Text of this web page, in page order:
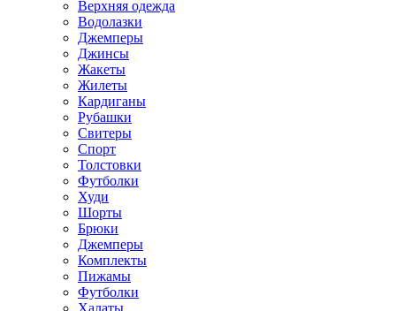
Верхняя одежда
Водолазки
Джемперы
Джинсы
Жакеты
Жилеты
Кардиганы
Рубашки
Свитеры
Спорт
Толстовки
Футболки
Худи
Шорты
Брюки
Джемперы
Комплекты
Пижамы
Футболки
Халаты